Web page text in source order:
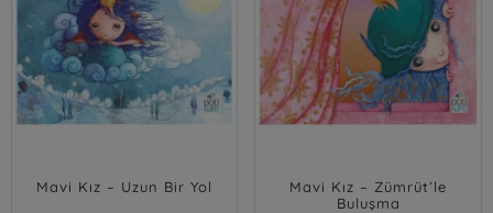
Mavi Kız – Uzun Bir Yol
Mavi Kız – Zümrüt’le
Buluşma